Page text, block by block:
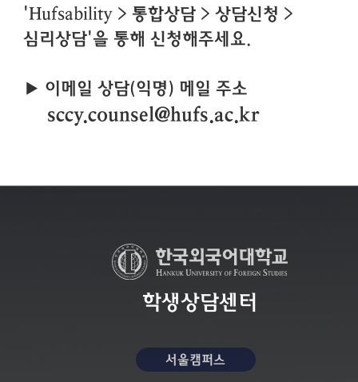
'Hufsability > 통합상담 > 상담신청 >
심리상담'을 통해 신청해주세요.
▶ 이메일 상담(익명) 메일 주소
sccy.counsel@hufs.ac.kr
학생상담센터
서울캠퍼스